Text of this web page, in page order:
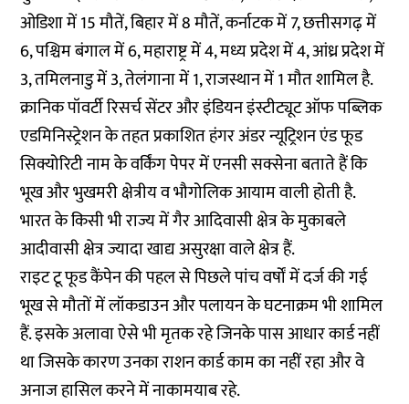
ओडिशा में 15 मौतें, बिहार में 8 मौतें, कर्नाटक में 7, छत्तीसगढ़ में
6, पश्चिम बंगाल में 6, महाराष्ट्र में 4, मध्य प्रदेश में 4, आंध्र प्रदेश में
3, तमिलनाडु में 3, तेलंगाना में 1, राजस्थान में 1 मौत शामिल है.
क्रानिक पॉवर्टी रिसर्च सेंटर और इंडियन इंस्टीट्यूट ऑफ पब्लिक
एडमिनिस्ट्रेशन के तहत प्रकाशित हंगर अंडर न्यूट्रिशन एंड फूड
सिक्योरिटी नाम के वर्किंग पेपर में एनसी सक्सेना बताते हैं कि
भूख और भुखमरी क्षेत्रीय व भौगोलिक आयाम वाली होती है.
भारत के किसी भी राज्य में गैर आदिवासी क्षेत्र के मुकाबले
आदीवासी क्षेत्र ज्यादा खाद्य असुरक्षा वाले क्षेत्र हैं.
राइट टू फूड कैंपेन की पहल से पिछले पांच वर्षों में दर्ज की गई
भूख से मौतों में लॉकडाउन और पलायन के घटनाक्रम भी शामिल
हैं. इसके अलावा ऐसे भी मृतक रहे जिनके पास आधार कार्ड नहीं
था जिसके कारण उनका राशन कार्ड काम का नहीं रहा और वे
अनाज हासिल करने में नाकामयाब रहे.